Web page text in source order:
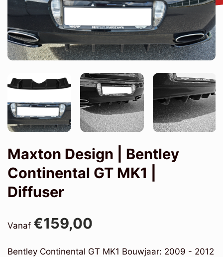
Maxton Design | Bentley
Continental GT MK1 |
Diffuser
Vanaf €159,00
Bentley Continental GT MK1 Bouwjaar: 2009 - 2012